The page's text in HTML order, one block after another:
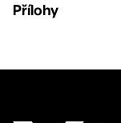
Přílohy